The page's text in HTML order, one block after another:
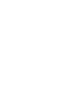
憶。未來有機
超級推薦友泰
斷...
景一切值得，一
出發來北歐13
其是領隊林美伶
悅的感覺繞樑餘